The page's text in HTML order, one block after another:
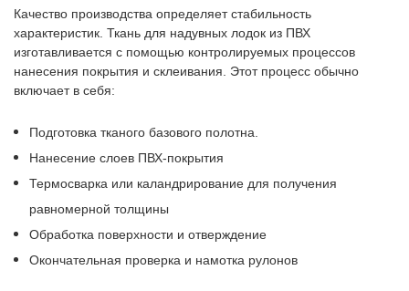
Качество производства определяет стабильность
характеристик. Ткань для надувных лодок из ПВХ
изготавливается с помощью контролируемых процессов
нанесения покрытия и склеивания. Этот процесс обычно
включает в себя:
Подготовка тканого базового полотна.
Нанесение слоев ПВХ-покрытия
Термосварка или каландрирование для получения
равномерной толщины
Обработка поверхности и отверждение
Окончательная проверка и намотка рулонов